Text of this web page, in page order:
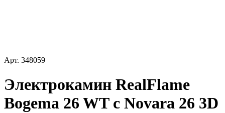
Арт. 348059
Электрокамин RealFlame
Bogema 26 WT с Novara 26 3D